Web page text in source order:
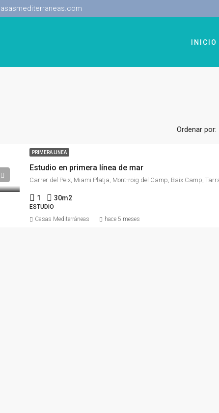
INICIO
Ordenar por:
PRIMERA LINEA
Estudio en primera línea de mar
1 30m2
ESTUDIO
Casas Mediterráneas hace 5 meses